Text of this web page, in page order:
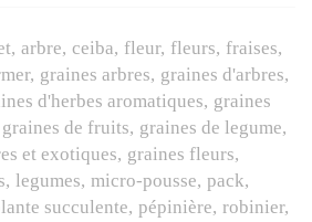
arbre ceiba fleur fleurs fraises
graines arbres graines d'arbres
d'herbes aromatiques graines
graines de fruits graines de legume
et exotiques graines fleurs
legumes micro-pousse pack
succulente pépinière robinier